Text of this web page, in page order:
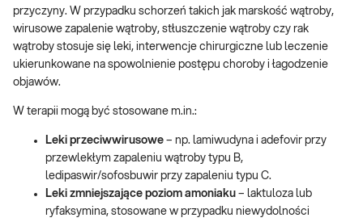
przyczyny. W przypadku schorzeń takich jak marskość wątroby,
wirusowe zapalenie wątroby, stłuszczenie wątroby czy rak
wątroby stosuje się leki, interwencje chirurgiczne lub leczenie
ukierunkowane na spowolnienie postępu choroby i łagodzenie
objawów.
W terapii mogą być stosowane m.in.:
Leki przeciwwirusowe – np. lamiwudyna i adefovir przy
przewlekłym zapaleniu wątroby typu B,
ledipaswir/sofosbuwir przy zapaleniu typu C.
Leki zmniejszające poziom amoniaku – laktuloza lub
ryfaksymina, stosowane w przypadku niewydolności